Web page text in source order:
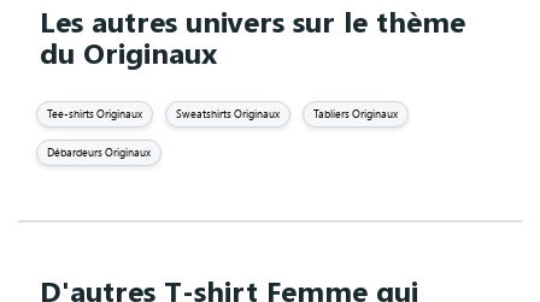
Les autres univers sur le thème
du Originaux
Tee-shirts Originaux Sweatshirts Originaux Tabliers Originaux
Débardeurs Originaux
D'autres T-shirt Femme qui